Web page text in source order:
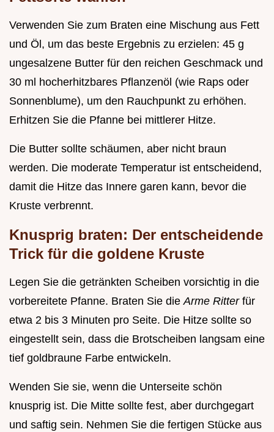
Verwenden Sie zum Braten eine Mischung aus Fett
und Öl, um das beste Ergebnis zu erzielen: 45 g
ungesalzene Butter für den reichen Geschmack und
30 ml hocherhitzbares Pflanzenöl (wie Raps oder
Sonnenblume), um den Rauchpunkt zu erhöhen.
Erhitzen Sie die Pfanne bei mittlerer Hitze.
Die Butter sollte schäumen, aber nicht braun
werden. Die moderate Temperatur ist entscheidend,
damit die Hitze das Innere garen kann, bevor die
Kruste verbrennt.
Knusprig braten: Der entscheidende
Trick für die goldene Kruste
Legen Sie die getränkten Scheiben vorsichtig in die
vorbereitete Pfanne. Braten Sie die Arme Ritter für
etwa 2 bis 3 Minuten pro Seite. Die Hitze sollte so
eingestellt sein, dass die Brotscheiben langsam eine
tief goldbraune Farbe entwickeln.
Wenden Sie sie, wenn die Unterseite schön
knusprig ist. Die Mitte sollte fest, aber durchgegart
und saftig sein. Nehmen Sie die fertigen Stücke aus